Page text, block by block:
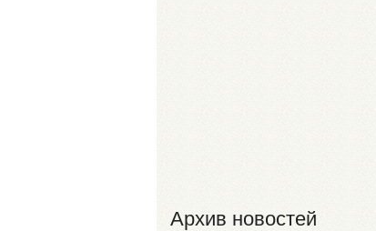
Архив новостей